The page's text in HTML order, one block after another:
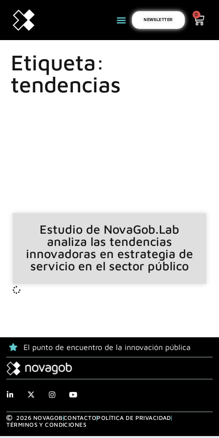
NEWSLETTER
0
Etiqueta:
tendencias
Estudio de NovaGob.Lab
analiza las tendencias
innovadoras en estrategia de
servicio en el sector público
El punto de encuentro de la innovación pública
2026 NOVAGOBCONTACTOPOLÍTICA DE PRIVACIDAD
TÉRMINOS Y CONDICIONES